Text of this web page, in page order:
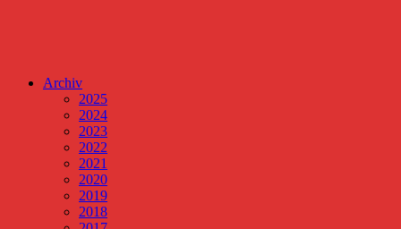
Archiv
2025
2024
2023
2022
2021
2020
2019
2018